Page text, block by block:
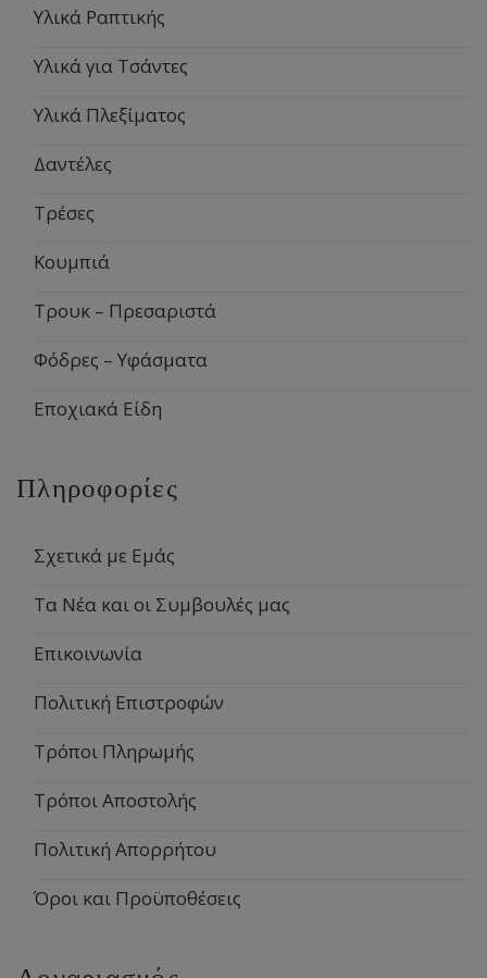
Υλικά Ραπτικής
Υλικά για Τσάντες
Υλικά Πλεξίματος
Δαντέλες
Τρέσες
Κουμπιά
Τρουκ – Πρεσαριστά
Φόδρες – Υφάσματα
Εποχιακά Είδη
Πληροφορίες
Σχετικά με Εμάς
Τα Νέα και οι Συμβουλές μας
Επικοινωνία
Πολιτική Επιστροφών
Τρόποι Πληρωμής
Τρόποι Αποστολής
Πολιτική Απορρήτου
Όροι και Προϋποθέσεις